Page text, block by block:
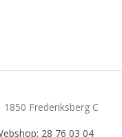
1850 Frederiksberg C
28 76 03 04